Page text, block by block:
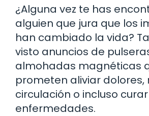
¿Alguna vez te has
alguien que jura que los
han cambiado la vida?
visto anuncios de
almohadas magnéticas
prometen aliviar dolores,
circulación o incluso curar
enfermedades.